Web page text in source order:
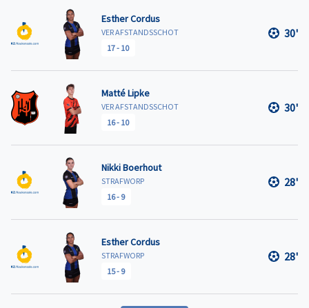
Esther Cordus
VER AFSTANDSSCHOT
17- 10
30'
Matté Lipke
VER AFSTANDSSCHOT
16- 10
30'
Nikki Boerhout
STRAFWORP
16- 9
28'
Esther Cordus
STRAFWORP
15- 9
28'